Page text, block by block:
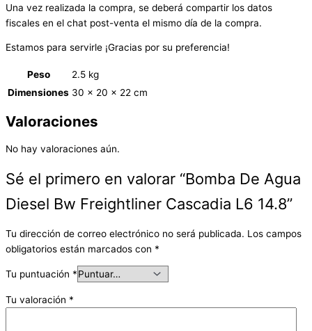
Una vez realizada la compra, se deberá compartir los datos
fiscales en el chat post-venta el mismo día de la compra.
Estamos para servirle ¡Gracias por su preferencia!
Peso
2.5 kg
Dimensiones 30 × 20 × 22 cm
Valoraciones
No hay valoraciones aún.
Sé el primero en valorar “Bomba De Agua
Diesel Bw Freightliner Cascadia L6 14.8”
Tu dirección de correo electrónico no será publicada. Los campos
obligatorios están marcados con *
Tu puntuación *
Tu valoración *